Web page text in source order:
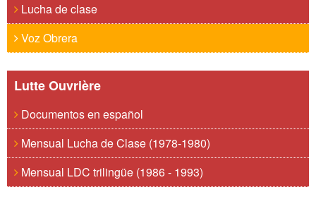
Lucha de clase
Voz Obrera
Lutte Ouvrière
Documentos en español
Mensual Lucha de Clase (1978-1980)
Mensual LDC trilingüe (1986 - 1993)